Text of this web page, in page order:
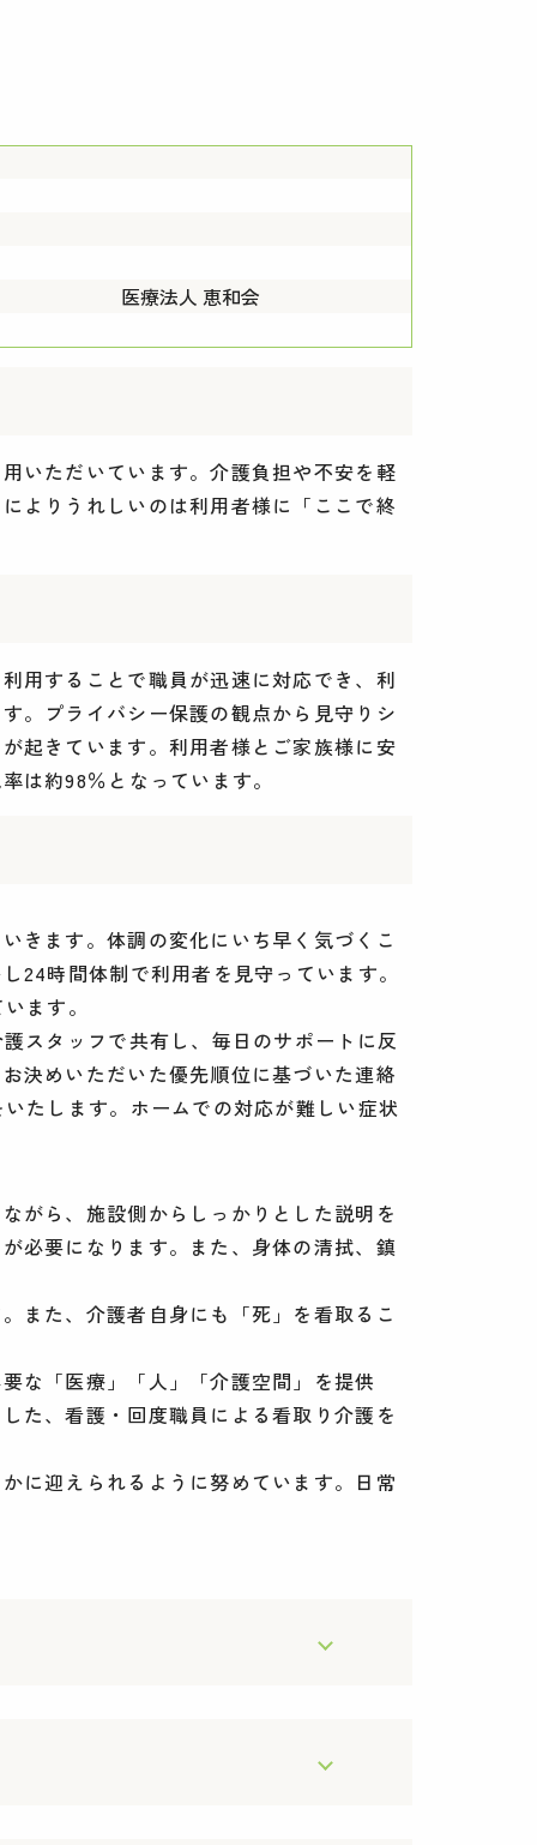
医療法人 恵和会
いただいています。介護負担や不安を軽
よりうれしいのは利用者様に「ここで終
用することで職員が迅速に対応でき、利
。プライバシー保護の観点から見守りシ
起きています。利用者様とご家族様に安
は約98％となっています。
きます。体調の変化にいち早く気づくこ
24時間体制で利用者を見守っています。
ます。
スタッフで共有し、毎日のサポートに反
決めいただいた優先順位に基づいた連絡
たします。ホームでの対応が難しい症状
がら、施設側からしっかりとした説明を
必要になります。また、身体の清拭、鎮
また、介護者自身にも「死」を看取るこ
な「医療」「人」「介護空間」を提供
た、看護・回度職員による看取り介護を
に迎えられるように努めています。日常